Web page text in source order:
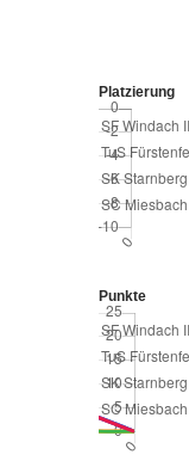
Platzierung
Punkte